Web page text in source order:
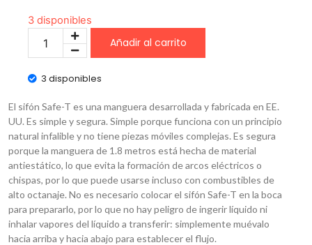
3 disponibles
Añadir al carrito
3 disponibles
El sifón Safe-T es una manguera desarrollada y fabricada en EE.
UU. Es simple y segura. Simple porque funciona con un principio
natural infalible y no tiene piezas móviles complejas. Es segura
porque la manguera de 1.8 metros está hecha de material
antiestático, lo que evita la formación de arcos eléctricos o
chispas, por lo que puede usarse incluso con combustibles de
alto octanaje. No es necesario colocar el sifón Safe-T en la boca
para prepararlo, por lo que no hay peligro de ingerir líquido ni
inhalar vapores del líquido a transferir: simplemente muévalo
hacia arriba y hacia abajo para establecer el flujo.